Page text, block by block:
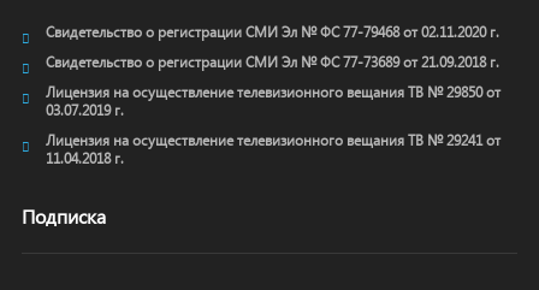
Свидетельство о регистрации СМИ Эл № ФС 77-79468 от 02.11.2020 г.
Свидетельство о регистрации СМИ Эл № ФС 77-73689 от 21.09.2018 г.
Лицензия на осуществление телевизионного вещания ТВ № 29850 от
03.07.2019 г.
Лицензия на осуществление телевизионного вещания ТВ № 29241 от
11.04.2018 г.
Подписка